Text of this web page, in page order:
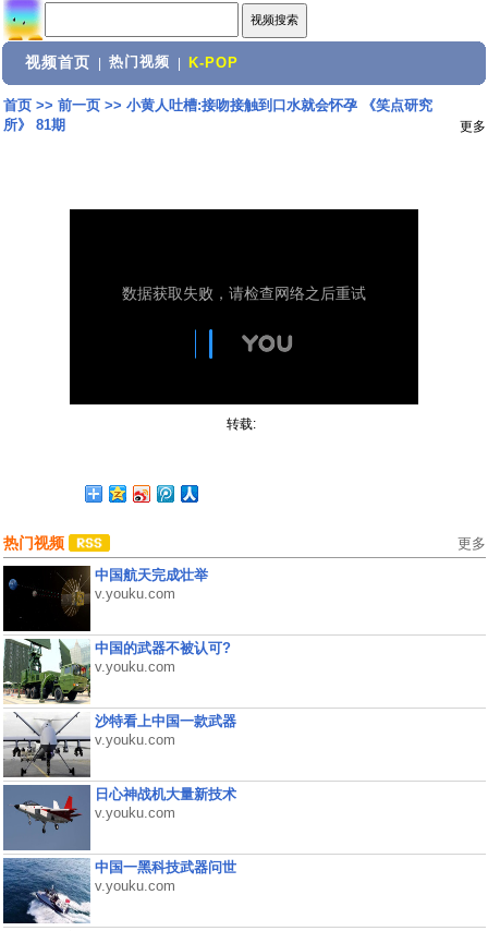
视频首页 热门视频 K-POP
首页>> 前一页>> 小黄人吐槽:接吻接触到口水就会怀孕 《笑点研究
所》 81期
更多
转载:
热门视频 更多
中国航天完成壮举
v.youku.com
中国的武器不被认可?
v.youku.com
沙特看上中国一款武器
v.youku.com
日心神战机大量新技术
v.youku.com
中国一黑科技武器问世
v.youku.com